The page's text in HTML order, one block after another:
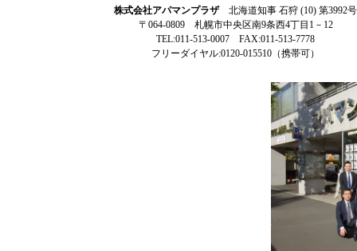
株式会社アパマンプラザ北海道知事 石狩 (10) 第3992号
〒064-0809 札幌市中央区南9条西4丁目1－12
TEL:011-513-0007 FAX:011-513-7778
フリーダイヤル:0120-015510（携帯可）